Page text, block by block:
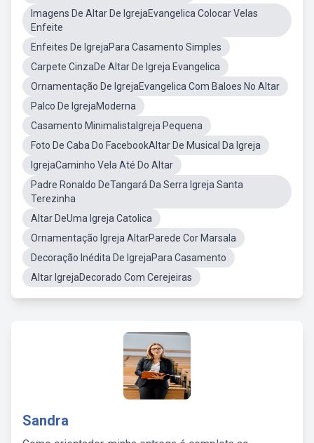
Imagens De Altar De IgrejaEvangelica Colocar Velas
Enfeite
Enfeites De IgrejaPara Casamento Simples
Carpete CinzaDe Altar De Igreja Evangelica
Ornamentação De IgrejaEvangelica Com Baloes No Altar
Palco De IgrejaModerna
Casamento MinimalistaIgreja Pequena
Foto De Caba Do FacebookAltar De Musical Da Igreja
IgrejaCaminho Vela Até Do Altar
Padre Ronaldo DeTangará Da Serra Igreja Santa
Terezinha
Altar DeUma Igreja Catolica
Ornamentação Igreja AltarParede Cor Marsala
Decoração Inédita De IgrejaPara Casamento
Altar IgrejaDecorado Com Cerejeiras
Sandra